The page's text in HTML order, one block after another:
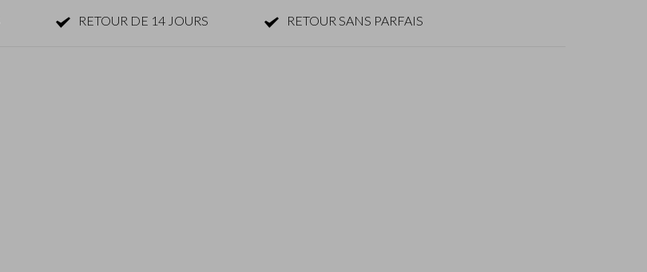
RETOUR DE 14 JOURS RETOUR SANS PARFAIS